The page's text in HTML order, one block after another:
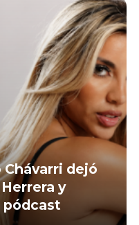
Chávarri dejó
y
pódcast